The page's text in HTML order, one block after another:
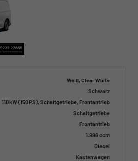
Weiß, Clear White
Schwarz
110 kW (150 PS), Schaltgetriebe, Frontantrieb
Schaltgetriebe
Frontantrieb
1.996 ccm
Diesel
Kastenwagen